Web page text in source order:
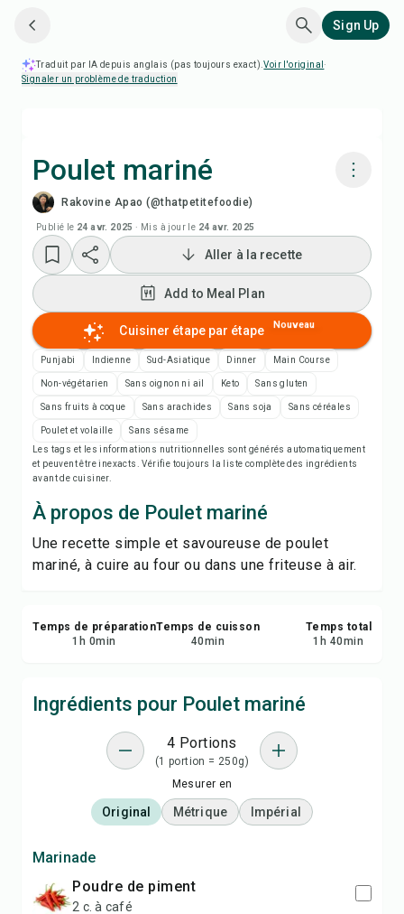
Sign Up
Traduit par IA depuis anglais (pas toujours exact).Voir l'original ·
Signaler un problème de traduction
Poulet mariné
Rakovine Apao (@thatpetitefoodie)
Publié le 24 avr. 2025 · Mis à jour le 24 avr. 2025
Regarder la vidéo de la recette
Add to Meal Plan
Add to Shopping List
Notes de recette
Imprimer la recette
Enregistrer
Aller à la recette
Add to Meal Plan
Cuisiner étape par étape Nouveau
Punjabi Indienne Sud-Asiatique Dinner Main Course
Non-végétarien Sans oignon ni ail Keto Sans gluten
Sans fruits à coque Sans arachides Sans soja Sans céréales
Poulet et volaille
Sans sésame
Les tags et les informations nutritionnelles sont générés automatiquement
et peuvent être inexacts. Vérifie toujours la liste complète des ingrédients
avant de cuisiner.
À propos de Poulet mariné
Une recette simple et savoureuse de poulet
mariné, à cuire au four ou dans une friteuse à air.
Temps de préparation
1 h 0min
Temps de cuisson
40min
Temps total
1 h 40min
Ingrédients pour Poulet mariné
4 Portions
(1 portion = 250g)
Mesurer en
Original Métrique Impérial
Marinade
poudre de piment
2 c. à café